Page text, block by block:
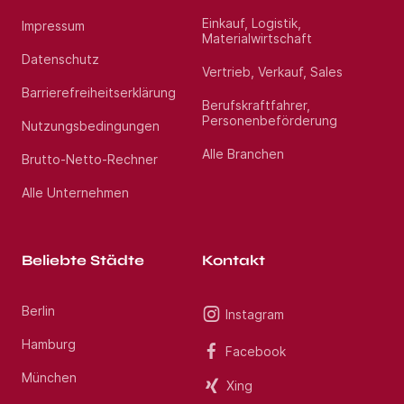
Bauwesen - LPH 6 (m/w/d) in Berlin. Klicken Sie
direkt unten auf den Button. Wir freuen uns auf
Sie! Weitere interessante Stellen finden Sie
unter: vermittlungsmanufaktur.de
Berlin Friedrichshain
Impressum
Datenschutz
Barrierefreiheitserklärung
Nutzungsbedingungen
Brutto-Netto-Rechner
Alle Unternehmen
Einkauf, Logistik,
Materialwirtschaft
Vertrieb, Verkauf, Sales
Berufskraftfahrer,
Personenbeförderung
Alle Branchen
Beliebte Städte
Berlin
Hamburg
München
Kontakt
Instagram
Facebook
Xing